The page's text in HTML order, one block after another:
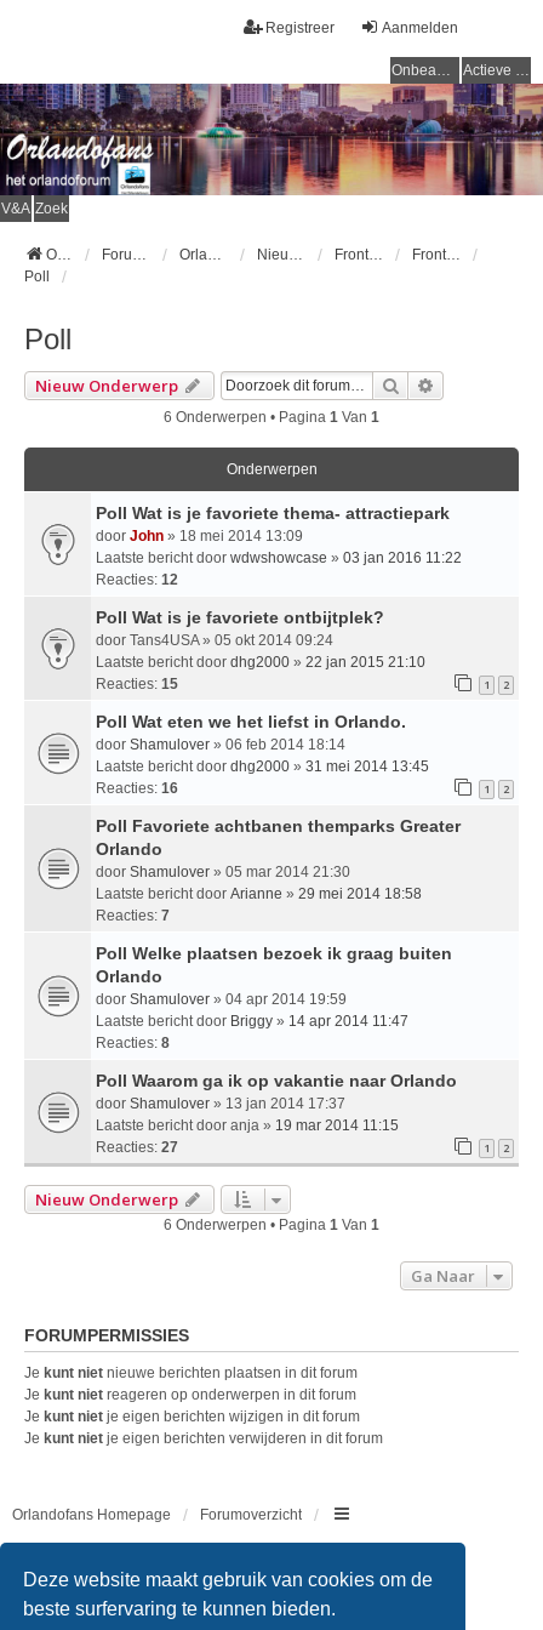
Deze website maakt gebruik van cookies om de
beste surfervaring te kunnen bieden.
Aanmelden
Registreer
Onbeantwoorde onderwerpen Actieve onderwerpen
V&A Zoek
Orlandofans Homepage Forumoverzicht Orlandofans forum Nieuws Frontpage nieuws
Frontpage nieuwsarchief
Poll
Poll
Nieuw Onderwerp Zoek
6 Onderwerpen • Pagina 1 Van 1
Onderwerpen
Poll Wat is je favoriete thema- attractiepark
door John » 18 mei 2014 13:09
Laatste bericht door wdwshowcase » 03 jan 2016 11:22
Reacties: 12
Poll Wat is je favoriete ontbijtplek?
door Tans4USA» 05 okt 2014 09:24
Laatste bericht door dhg2000 » 22 jan 2015 21:10
Reacties: 15 1 2
Poll Wat eten we het liefst in Orlando.
door Shamulover » 06 feb 2014 18:14
Laatste bericht door dhg2000 » 31 mei 2014 13:45
Reacties: 16 1 2
Poll Favoriete achtbanen themparks Greater
Orlando
door Shamulover » 05 mar 2014 21:30
Laatste bericht door Arianne » 29 mei 2014 18:58
Reacties: 7
Poll Welke plaatsen bezoek ik graag buiten
Orlando
door Shamulover » 04 apr 2014 19:59
Laatste bericht door Briggy » 14 apr 2014 11:47
Reacties: 8
Poll Waarom ga ik op vakantie naar Orlando
door Shamulover » 13 jan 2014 17:37
Laatste bericht door anja » 19 mar 2014 11:15
Reacties: 27 1 2
Nieuw Onderwerp
6 Onderwerpen • Pagina 1 Van 1
Ga Naar
FORUMPERMISSIES
Je kunt niet nieuwe berichten plaatsen in dit forum
Je kunt niet reageren op onderwerpen in dit forum
Je kunt niet je eigen berichten wijzigen in dit forum
Je kunt niet je eigen berichten verwijderen in dit forum
Orlandofans Homepage Forumoverzicht